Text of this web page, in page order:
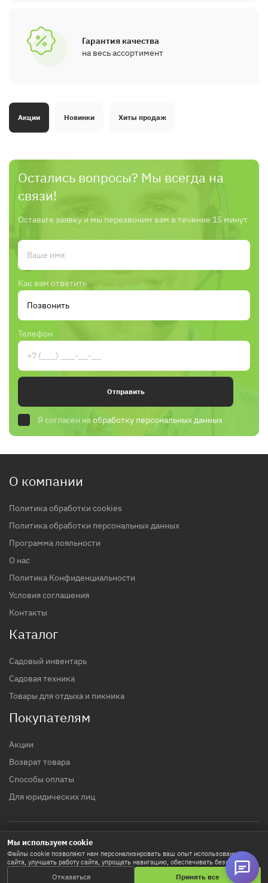
Гарантия качества
на весь ассортимент
Акции Новинки Хиты продаж
Остались вопросы? Мы всегда на
связи!
Оставьте заявку и мы перезвоним вам в течение 15 минут
Как вам ответить
Телефон
Отправить
Я согласен наобработку персональных данных
О компании
Политика обработки cookies
Политика обработки персональных данных
Программа лояльности
О нас
Политика Конфиденциальности
Условия соглашения
Контакты
Каталог
Садовый инвентарь
Садовая техника
Товары для отдыха и пикника
Покупателям
Акции
Возврат товара
Способы оплаты
Для юридических лиц
© 2017 - 2026 гг. Строительный магазин INTTOOLS
Политика конфиденциальности
Мы используем cookie
Файлы cookie позволяют нам персонализировать ваш опыт использования
сайта, улучшать работу сайта, упрощать навигацию, обеспечивать безопасность
и используются для маркетинговых активностей. Нажимая «Принять все», вы
соглашаетесь на хранение cookie-файлов. Кнопка «Настроить» позволяет
Отказаться Принять все